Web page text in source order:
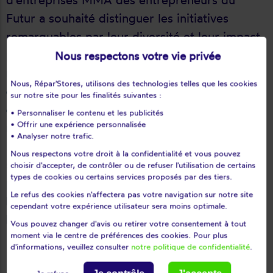
Futur a souhaité distinguer les initiatives
remarquables par leur diversité et leur impact
positif dans les territoires. La fondation
d’entreprises du secteur marchand, les
entreprises de l’économie sociale et solidaire
mais également les écosystèmes territoriaux.
Les lauréats ont été minutieusement évalués
sur leur
performance, leur réussite, leur innovation,
leur caractère inspirant et leur contribution à
l’intérêt général.
Depuis 2007, la Fondation d’entreprises MMA
Nous respectons votre vie privée
Nous, Répar'Stores, utilisons des technologies telles que les cookies
sur notre site pour les finalités suivantes :
• Personnaliser le contenu et les publicités
• Offrir une expérience personnalisée
• Analyser notre trafic.
Nous respectons votre droit à la confidentialité et vous pouvez
choisir d'accepter, de contrôler ou de refuser l'utilisation de certains
types de cookies ou certains services proposés par des tiers.
Le refus des cookies n'affectera pas votre navigation sur notre site
cependant votre expérience utilisateur sera moins optimale.
Vous pouvez changer d'avis ou retirer votre consentement à tout
moment via le centre de préférences des cookies. Pour plus
d'informations, veuillez consulter notre politique de confidentialité.